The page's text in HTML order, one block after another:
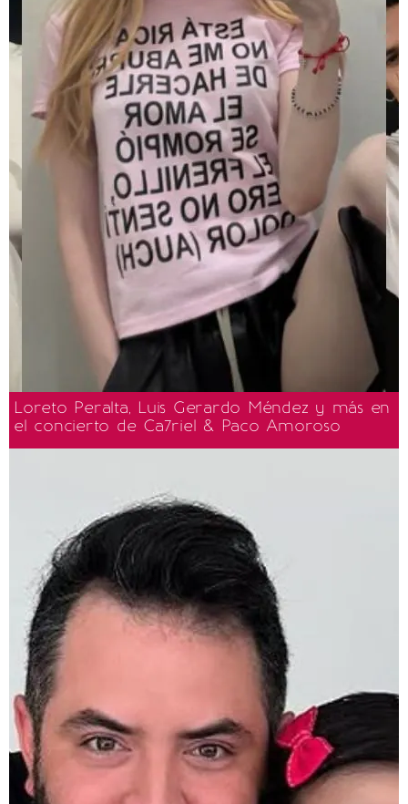
Loreto Peralta, Luis Gerardo Méndez y más en
el concierto de Ca7riel & Paco Amoroso